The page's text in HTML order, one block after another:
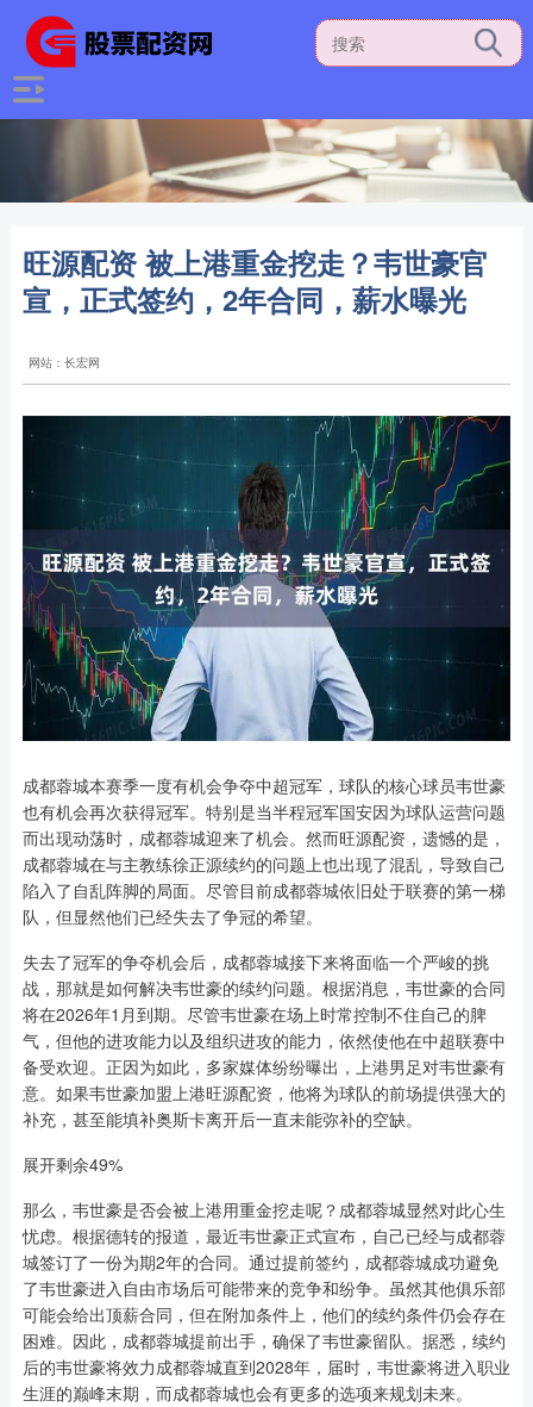
旺源配资 被上港重金挖走？韦世豪官
宣，正式签约，2年合同，薪水曝光
网站：长宏网
成都蓉城本赛季一度有机会争夺中超冠军，球队的核心球员韦世豪
也有机会再次获得冠军。特别是当半程冠军国安因为球队运营问题
而出现动荡时，成都蓉城迎来了机会。然而旺源配资，遗憾的是，
成都蓉城在与主教练徐正源续约的问题上也出现了混乱，导致自己
陷入了自乱阵脚的局面。尽管目前成都蓉城依旧处于联赛的第一梯
队，但显然他们已经失去了争冠的希望。
失去了冠军的争夺机会后，成都蓉城接下来将面临一个严峻的挑
战，那就是如何解决韦世豪的续约问题。根据消息，韦世豪的合同
将在2026年1月到期。尽管韦世豪在场上时常控制不住自己的脾
气，但他的进攻能力以及组织进攻的能力，依然使他在中超联赛中
备受欢迎。正因为如此，多家媒体纷纷曝出，上港男足对韦世豪有
意。如果韦世豪加盟上港旺源配资，他将为球队的前场提供强大的
补充，甚至能填补奥斯卡离开后一直未能弥补的空缺。
展开剩余49%
那么，韦世豪是否会被上港用重金挖走呢？成都蓉城显然对此心生
忧虑。根据德转的报道，最近韦世豪正式宣布，自己已经与成都蓉
城签订了一份为期2年的合同。通过提前签约，成都蓉城成功避免
了韦世豪进入自由市场后可能带来的竞争和纷争。虽然其他俱乐部
可能会给出顶薪合同，但在附加条件上，他们的续约条件仍会存在
困难。因此，成都蓉城提前出手，确保了韦世豪留队。据悉，续约
后的韦世豪将效力成都蓉城直到2028年，届时，韦世豪将进入职业
生涯的巅峰末期，而成都蓉城也会有更多的选项来规划未来。